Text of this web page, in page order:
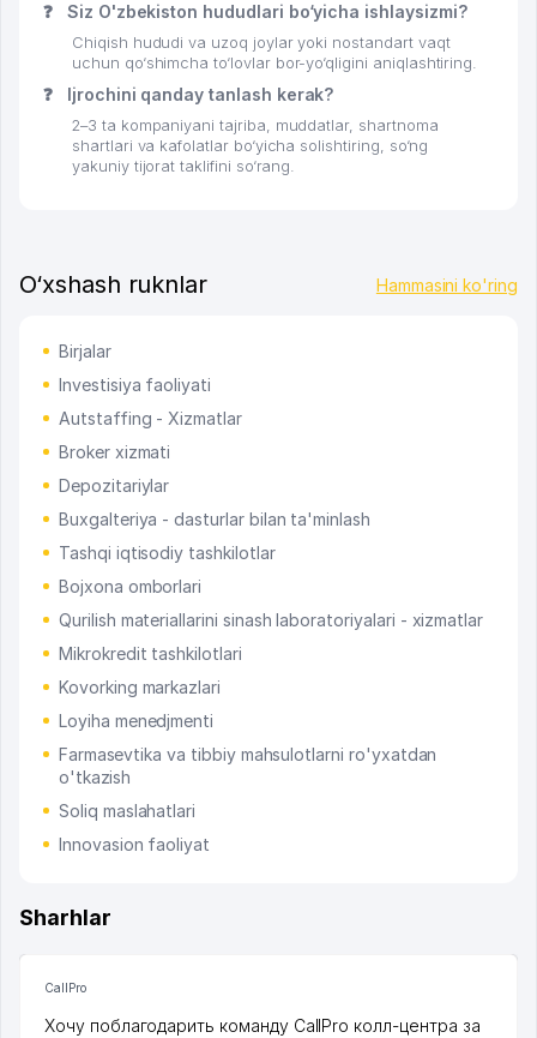
❓ Siz O'zbekiston hududlari bo‘yicha ishlaysizmi?
Chiqish hududi va uzoq joylar yoki nostandart vaqt
uchun qo‘shimcha to‘lovlar bor-yo‘qligini aniqlashtiring.
❓ Ijrochini qanday tanlash kerak?
2–3 ta kompaniyani tajriba, muddatlar, shartnoma
shartlari va kafolatlar bo‘yicha solishtiring, so‘ng
yakuniy tijorat taklifini so‘rang.
O‘xshash ruknlar Hammasini ko'ring
Birjalar
Investisiya faoliyati
Autstaffing - Xizmatlar
Broker xizmati
Depozitariylar
Buxgalteriya - dasturlar bilan ta'minlash
Tashqi iqtisodiy tashkilotlar
Bojxona omborlari
Qurilish materiallarini sinash laboratoriyalari - xizmatlar
Mikrokredit tashkilotlari
Kovorking markazlari
Loyiha menedjmenti
Farmasevtika va tibbiy mahsulotlarni ro'yxatdan
o'tkazish
Soliq maslahatlari
Innovasion faoliyat
Sharhlar
CallPro
Хочу поблагодарить команду CallPro колл-центра за